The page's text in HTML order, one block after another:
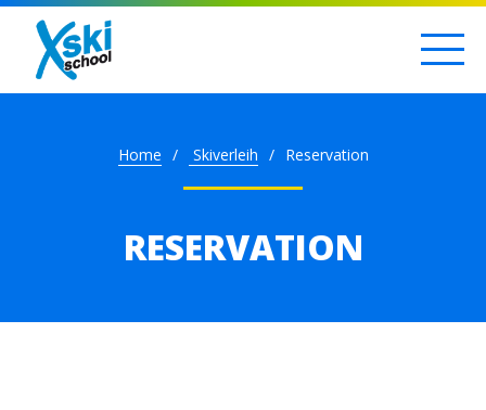
Home Skiverleih Reservation
RESERVATION